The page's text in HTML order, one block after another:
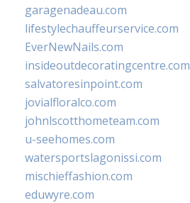
garagenadeau.com
lifestylechauffeurservice.com
EverNewNails.com
insideoutdecoratingcentre.com
salvatoresinpoint.com
jovialfloralco.com
johnlscotthometeam.com
u-seehomes.com
watersportslagonissi.com
mischieffashion.com
eduwyre.com